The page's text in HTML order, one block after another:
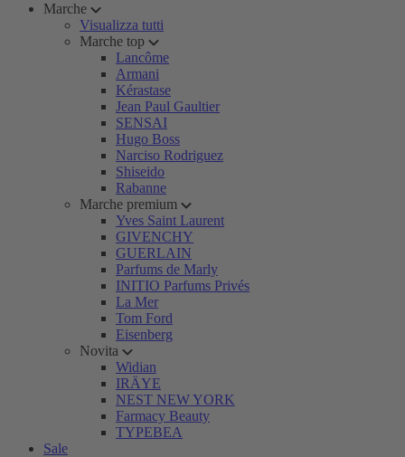
Marche
Visualizza tutti
Marche top
Lancôme
Armani
Kérastase
Jean Paul Gaultier
SENSAI
Hugo Boss
Narciso Rodriguez
Shiseido
Rabanne
Marche premium
Yves Saint Laurent
GIVENCHY
GUERLAIN
Parfums de Marly
INITIO Parfums Privés
La Mer
Tom Ford
Eisenberg
Novita
Widian
IRÄYE
NEST NEW YORK
Farmacy Beauty
TYPEBEA
Sale